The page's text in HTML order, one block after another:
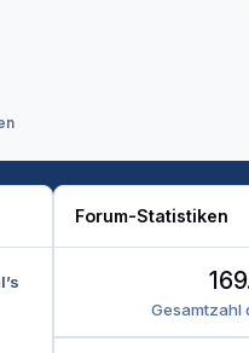
Forum-Statistiken
Gesamtzahl